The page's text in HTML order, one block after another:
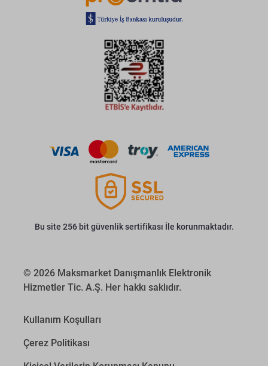
Bu site 256 bit güvenlik sertifikası İle korunmaktadır.
© 2026 Maksmarket Danışmanlık Elektronik
Hizmetler Tic. A.Ş. Her hakkı saklıdır.
Kullanım Koşulları
Çerez Politikası